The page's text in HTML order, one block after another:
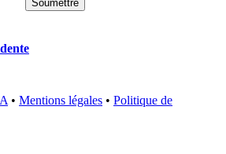
• Mentions légales • Politique de